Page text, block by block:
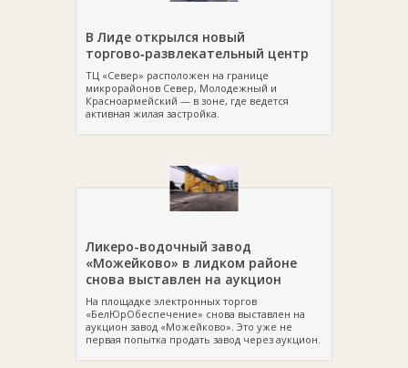
В Лиде открылся новый
торгово‑развлекательный центр
ТЦ «Север» расположен на границе
микрорайонов Север, Молодежный и
Красноармейский — в зоне, где ведется
активная жилая застройка.
Ликеро-водочный завод
«Можейково» в лидком районе
снова выставлен на аукцион
На площадке электронных торгов
«БелЮрОбеспечение» снова выставлен на
аукцион завод «Можейково». Это уже не
первая попытка продать завод через аукцион.